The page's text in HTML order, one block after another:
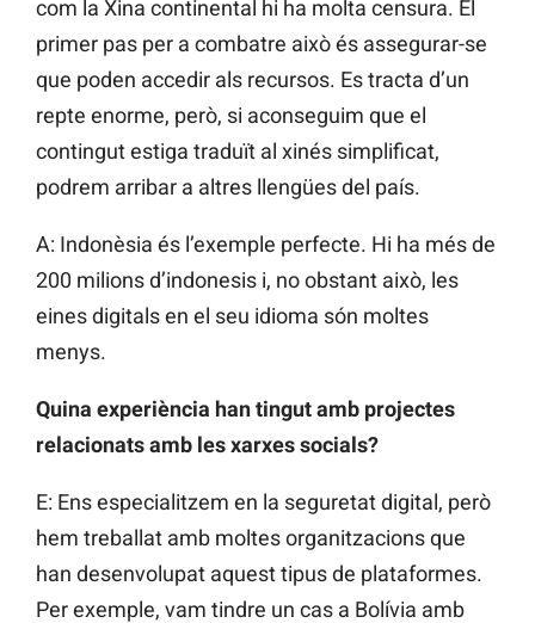
com la Xina continental hi ha molta censura. El
primer pas per a combatre això és assegurar-se
que poden accedir als recursos. Es tracta d’un
repte enorme, però, si aconseguim que el
contingut estiga traduït al xinés simplificat,
podrem arribar a altres llengües del país.
A: Indonèsia és l’exemple perfecte. Hi ha més de
200 milions d’indonesis i, no obstant això, les
eines digitals en el seu idioma són moltes
menys.
Quina experiència han tingut amb projectes
relacionats amb les xarxes socials?
E: Ens especialitzem en la seguretat digital, però
hem treballat amb moltes organitzacions que
han desenvolupat aquest tipus de plataformes.
Per exemple, vam tindre un cas a Bolívia amb